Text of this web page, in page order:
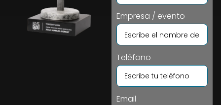
Empresa / evento
Teléfono
Email